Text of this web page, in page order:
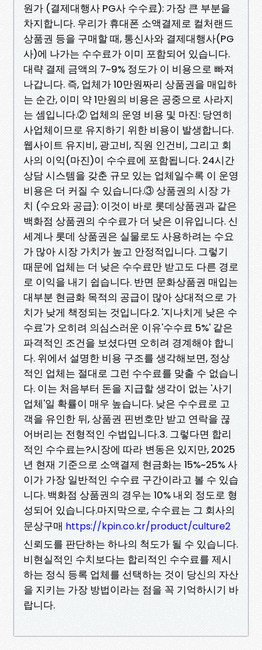
원가 (결제대행사 PG사 수수료): 가장 큰 부분을
차지합니다. 우리가 휴대폰 소액결제로 컬처랜드
상품권 등을 구매할 때, 통신사와 결제대행사(PG
사)에 나가는 수수료가 이미 포함되어 있습니다.
대략 결제 금액의 7~9% 정도가 이 비용으로 빠져
나갑니다. 즉, 업체가 10만원짜리 상품권을 매입하
는 순간, 이미 약 1만원의 비용은 공중으로 사라지
는 셈입니다.② 업체의 운영 비용 및 마진: 당연히
사업체이므로 유지하기 위한 비용이 발생합니다.
웹사이트 유지비, 광고비, 직원 인건비, 그리고 회
사의 이익(마진)이 수수료에 포함됩니다. 24시간
상담 시스템을 갖춘 규모 있는 업체일수록 이 운영
비용은 더 커질 수 있습니다.③ 상품권의 시장 가
치 (수요와 공급): 이것이 바로 롯데상품권과 같은
백화점 상품권의 수수료가 더 낮은 이유입니다. 신
세계나 롯데 상품권은 실물로도 사용하려는 수요
가 많아 시장 가치가 높고 안정적입니다. 그렇기
때문에 업체는 더 낮은 수수료만 받고도 다른 경로
로 이익을 내기 쉽습니다. 반면 문화상품권 매입는
대부분 현금화 목적의 공급이 많아 상대적으로 가
치가 낮게 책정되는 것입니다.2. '지나치게 낮은 수
수료'가 오히려 의심스러운 이유'수수료 5%' 같은
파격적인 조건을 보셨다면 오히려 경계해야 합니
다. 위에서 설명한 비용 구조를 생각해보면, 정상
적인 업체는 절대로 그런 수수료를 맞출 수 없습니
다. 이는 처음부터 돈을 지급할 생각이 없는 '사기
업체'일 확률이 매우 높습니다. 낮은 수수료로 고
객을 유인한 뒤, 상품권 핀번호만 받고 연락을 끊
어버리는 전형적인 수법입니다.3. 그렇다면 합리
적인 수수료는?시장에 따라 변동은 있지만, 2025
년 현재 기준으로 소액결제 현금화는 15%~25% 사
이가 가장 일반적인 수수료 구간이라고 볼 수 있습
니다. 백화점 상품권의 경우는 10% 내외 정도로 형
성되어 있습니다.마지막으로, 수수료는 그 회사의
문상구매 https://kpin.co.kr/product/culture2
신뢰도를 판단하는 하나의 척도가 될 수 있습니다.
비현실적인 수치보다는 합리적인 수수료를 제시
하는 정식 등록 업체를 선택하는 것이 당신의 자산
을 지키는 가장 방법이라는 점을 꼭 기억하시기 바
랍니다.